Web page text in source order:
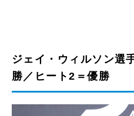
ジェイ・ウィルソン選
勝／ヒート2＝優勝